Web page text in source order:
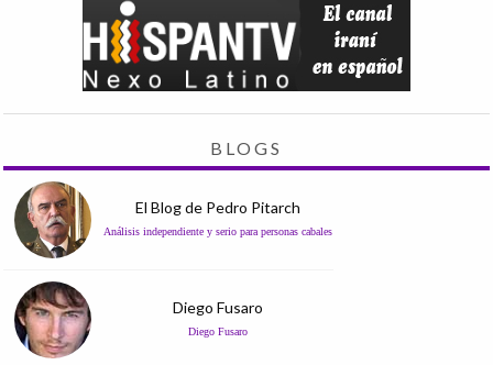
BLOGS
El Blog de Pedro Pitarch
Análisis independiente y serio para personas cabales
Diego Fusaro
Diego Fusaro